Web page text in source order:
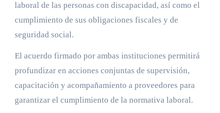
laboral de las personas con discapacidad, así como el
cumplimiento de sus obligaciones fiscales y de
seguridad social.
El acuerdo firmado por ambas instituciones permitirá
profundizar en acciones conjuntas de supervisión,
capacitación y acompañamiento a proveedores para
garantizar el cumplimiento de la normativa laboral.